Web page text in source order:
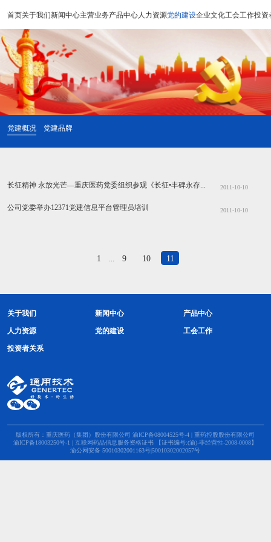
首页关于我们新闻中心主营业务产品中心 人力资源党的建设企业文化工会工作投资
党建概况 党建品牌
2011-10-10
公司党委举办12371党建信息平台管理员培训 2011-10-10
1 9 10 11
关于我们 新闻中心 产品中心
人力资源 党的建设 工会工作
投资者关系
版权所有：重庆医药（集团）股份有限公司渝ICP备08004525号-4 | 重药控股股份有限公司
渝ICP备18003250号-1
| 互联网药品信息服务资格证书 【证书编号:(渝)-非经营性-2008-0008】
渝公网安备 50010302001163号|50010302002057号